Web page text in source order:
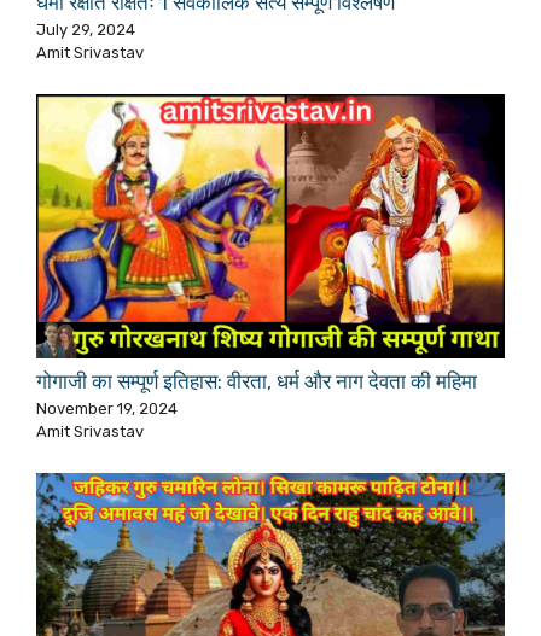
July 29, 2024
Amit Srivastav
गोगाजी का सम्पूर्ण इतिहास: वीरता, धर्म और नाग देवता की महिमा
November 19, 2024
Amit Srivastav